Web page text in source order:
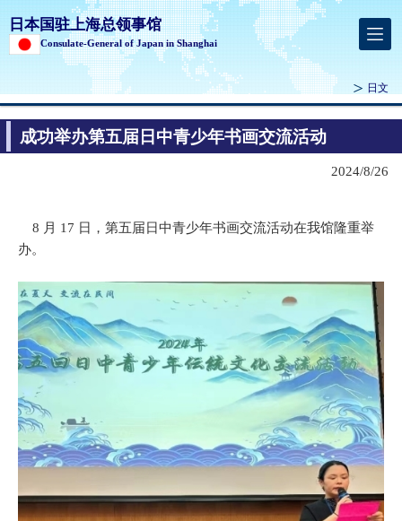
日本国驻上海总领事馆
Consulate-General of Japan in Shanghai
日文
成功举办第五届日中青少年书画交流活动
2024/8/26
8 月 17 日，第五届日中青少年书画交流活动在我馆隆重举
办。